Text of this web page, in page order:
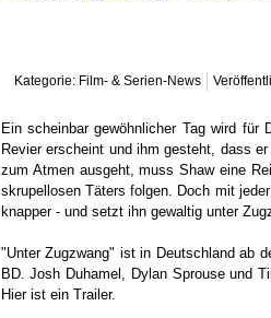
Kategorie: Film- & Serien-News
Ein scheinbar gewöhnlicher Tag wird für
Revier erscheint und ihm gesteht, dass
zum Atmen ausgeht, muss Shaw eine
skrupellosen Täters folgen. Doch mit
knapper - und setzt ihn gewaltig unter
"Unter Zugzwang" ist in Deutschland ab
BD. Josh Duhamel, Dylan Sprouse und
Hier ist ein Trailer.